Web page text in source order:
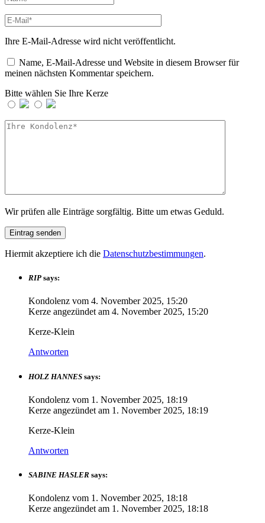
Ihre E-Mail-Adresse wird nicht veröffentlicht.
Name, E-Mail-Adresse und Website in diesem Browser für
meinen nächsten Kommentar speichern.
Bitte wählen Sie Ihre Kerze
Wir prüfen alle Einträge sorgfältig. Bitte um etwas Geduld.
Hiermit akzeptiere ich die Datenschutzbestimmungen.
RIP says:
Kondolenz vom 4. November 2025, 15:20
Kerze angezündet am 4. November 2025, 15:20
Kerze-Klein
Antworten
HOLZ HANNES says:
Kondolenz vom 1. November 2025, 18:19
Kerze angezündet am 1. November 2025, 18:19
Kerze-Klein
Antworten
SABINE HASLER says:
Kondolenz vom 1. November 2025, 18:18
Kerze angezündet am 1. November 2025, 18:18